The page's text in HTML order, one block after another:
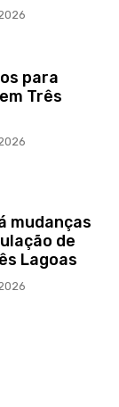
para
Três
mudanças
de
Lagoas